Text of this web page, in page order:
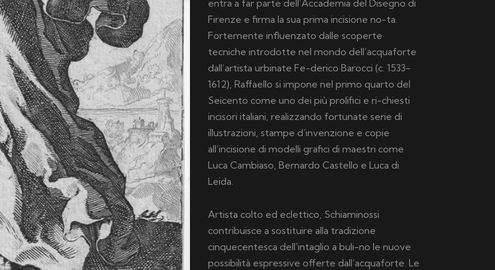
entra a far parte dell’Accademia del Disegno di
Firenze e firma la sua prima incisione no-ta.
Fortemente influenzato dalle scoperte
tecniche introdotte nel mondo dell’acquaforte
dall’artista urbinate Fe-derico Barocci (c. 1533-
1612), Raffaello si impone nel primo quarto del
Seicento come uno dei più prolifici e ri-chiesti
incisori italiani, realizzando fortunate serie di
illustrazioni, stampe d’invenzione e copie
all’incisione di modelli grafici di maestri come
Luca Cambiaso, Bernardo Castello e Luca di
Leida.
Artista colto ed eclettico, Schiaminossi
contribuisce a sostituire alla tradizione
cinquecentesca dell’intaglio a buli-no le nuove
possibilità espressive offerte dall’acquaforte. Le